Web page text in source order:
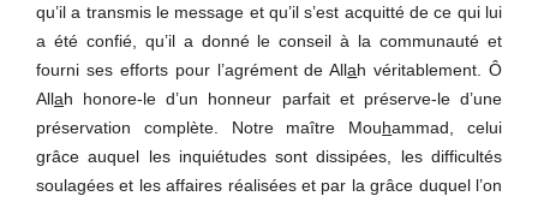
qu’il a transmis le message et qu’il s’est acquitté de ce qui lui
a été confié, qu’il a donné le conseil à la communauté et
fourni ses efforts pour l’agrément de Allah véritablement. Ô
Allah honore-le d’un honneur parfait et préserve-le d’une
préservation complète. Notre maître Mouhammad, celui
grâce auquel les inquiétudes sont dissipées, les difficultés
soulagées et les affaires réalisées et par la grâce duquel l’on